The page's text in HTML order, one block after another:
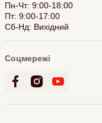
Пн-Чт: 9:00-18:00
Пт: 9:00-17:00
Сб-Нд: Вихідний
Соцмережі